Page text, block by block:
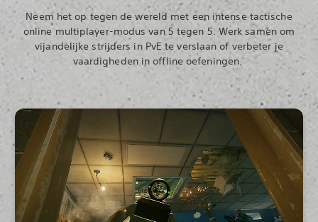
Neem het op tegen de wereld met een intense tactische
online multiplayer-modus van 5 tegen 5. Werk samen om
vijandelijke strijders in PvE te verslaan of verbeter je
vaardigheden in offline oefeningen.‎